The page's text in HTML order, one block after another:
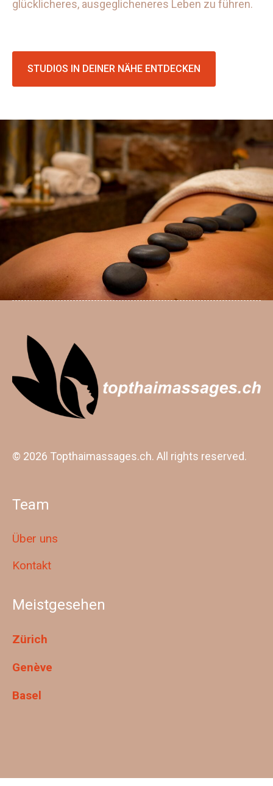
glücklicheres, ausgeglicheneres Leben zu führen.
STUDIOS IN DEINER NÄHE ENTDECKEN
© 2026 Topthaimassages.ch. All rights reserved.
Team
Über uns
Kontakt
Meistgesehen
Zürich
Genève
Basel